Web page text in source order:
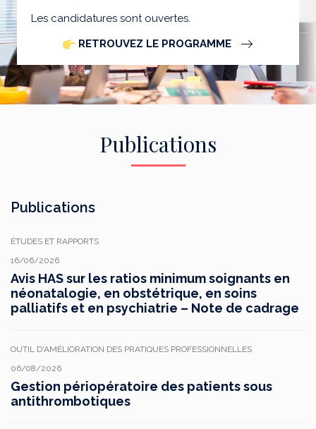
Les candidatures sont ouvertes.
RETROUVEZ LE PROGRAMME
Publications
Publications
ÉTUDES ET RAPPORTS
16/06/2026
Avis HAS sur les ratios minimum soignants en
néonatalogie, en obstétrique, en soins
palliatifs et en psychiatrie – Note de cadrage
OUTIL D'AMÉLIORATION DES PRATIQUES PROFESSIONNELLES
06/08/2026
Gestion périopératoire des patients sous
antithrombotiques